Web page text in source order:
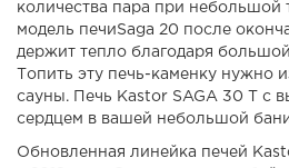
количества пара при небольшой
модель печиSaga 20 после
держит тепло благодаря
Топить эту печь-каменку нужно
сауны. Печь Kastor SAGA 30 T с
сердцем в вашей небольшой
Обновленная линейка печей